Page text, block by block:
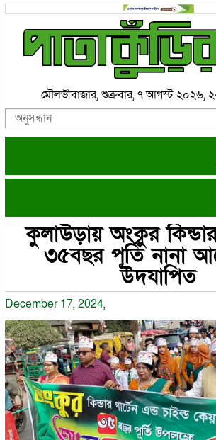
মৌলভীবাজার, শুক্রবার, ৭ আগস্ট ২০২৬,
কুলাউড়ায় অংকুর কিন্ডার
৩৫বছর পূর্তি নানা
উদযাপিত
December 17, 2024,